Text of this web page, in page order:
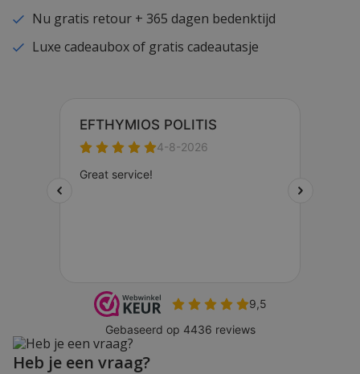
Nu gratis retour + 365 dagen bedenktijd
Luxe cadeaubox of gratis cadeautasje
Heb je een vraag?